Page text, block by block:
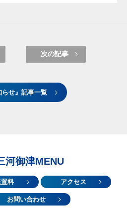
次の記事
らせ』記事一覧
河御津MENU
料 アクセス
お問い合わせ